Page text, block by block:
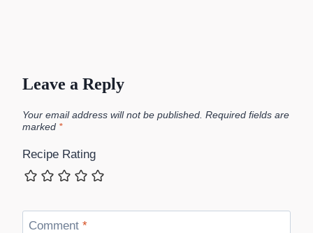
Leave a Reply
Your email address will not be published. Required fields are
marked *
Recipe Rating
Comment *